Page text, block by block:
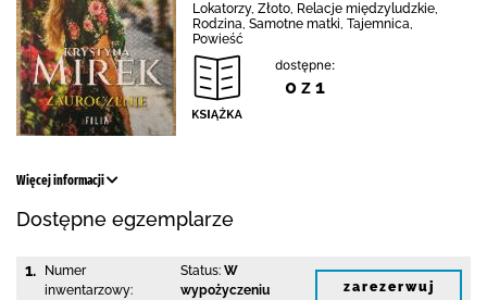
Lokatorzy, Złoto, Relacje międzyludzkie,
Rodzina, Samotne matki, Tajemnica,
Powieść
dostępne:
0 z 1
Więcej informacji
Dostępne egzemplarze
1.
Numer
inwentarzowy:
Status: W
wypożyczeniu
zarezerwuj